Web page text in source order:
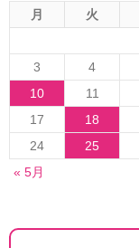
月 火
3
4
10
11
17
18
24
25
« 5月